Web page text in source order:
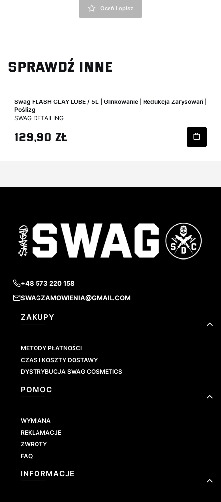
Oceń i opisz
SPRAWDŹ INNE
Swag FLASH CLAY LUBE / 5L | Glinkowanie | Redukcja Zarysowań |
Poślizg
PRODUCENT
SWAG DETAILING
Cena
129,90 zł
+48 573 220 158
SWAGZAMOWIENIA@GMAIL.COM
Linki w stopce
ZAKUPY
METODY PŁATNOŚCI
CZAS I KOSZTY DOSTAWY
DYSTRYBUCJA SWAG COSMETICS
POMOC
WYMIANA
REKLAMACJE
ZWROTY
FAQ
INFORMACJE